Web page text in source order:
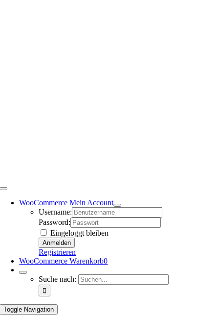
WooCommerce Mein Account
Username:
Password:
Eingeloggt bleiben
Registrieren
WooCommerce Warenkorb0
Suche nach:
Toggle Navigation